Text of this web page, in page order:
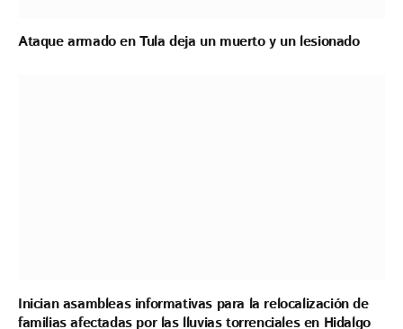
Ataque armado en Tula deja un muerto y un lesionado
Inician asambleas informativas para la relocalización de
familias afectadas por las lluvias torrenciales en Hidalgo